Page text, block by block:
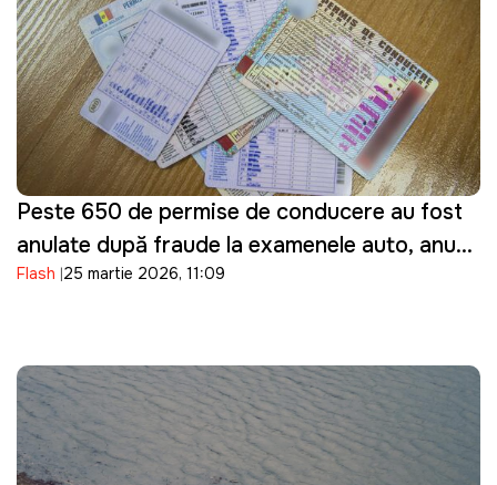
Peste 650 de permise de conducere au fost
anulate după fraude la examenele auto, anunţă
ASP
Flash 25 martie 2026, 11:09